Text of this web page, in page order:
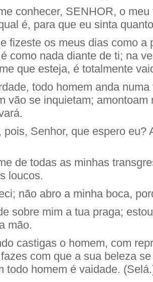
conhecer, SENHOR, o
é, para que eu sinta
fizeste os meus dias como a
como nada diante de ti; na
que esteja, é totalmente
todo homem anda
vão se inquietam; amontoam
pois, Senhor, que espero eu?
de todas as minhas
loucos.
não abro a minha boca,
sobre mim a tua praga;
mão.
castigas o homem, com
com que a sua beleza
todo homem é vaidade.